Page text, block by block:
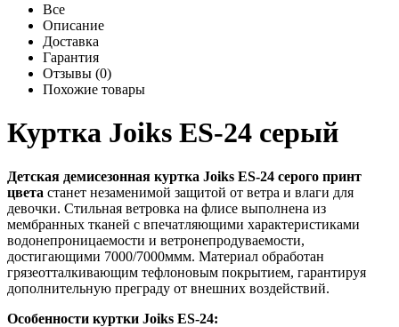
Все
Описание
Доставка
Гарантия
Отзывы (0)
Похожие товары
Куртка Joiks ES-24 серый
Детская демисезонная куртка Joiks ES-24 серого принт
цвета станет незаменимой защитой от ветра и влаги для
девочки. Стильная ветровка на флисе выполнена из
мембранных тканей с впечатляющими характеристиками
водонепроницаемости и ветронепродуваемости,
достигающими 7000/7000ммм. Материал обработан
грязеотталкивающим тефлоновым покрытием, гарантируя
дополнительную преграду от внешних воздействий.
Особенности куртки Joiks ES-24: